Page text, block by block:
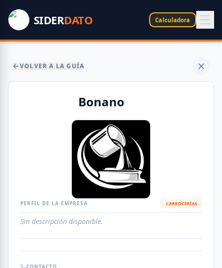
SIDERDATO Calculadora
VOLVER A LA GUÍA
Bonano
PERFIL DE LA EMPRESA CARROCERÍAS
Sin descripción disponible.
CONTACTO